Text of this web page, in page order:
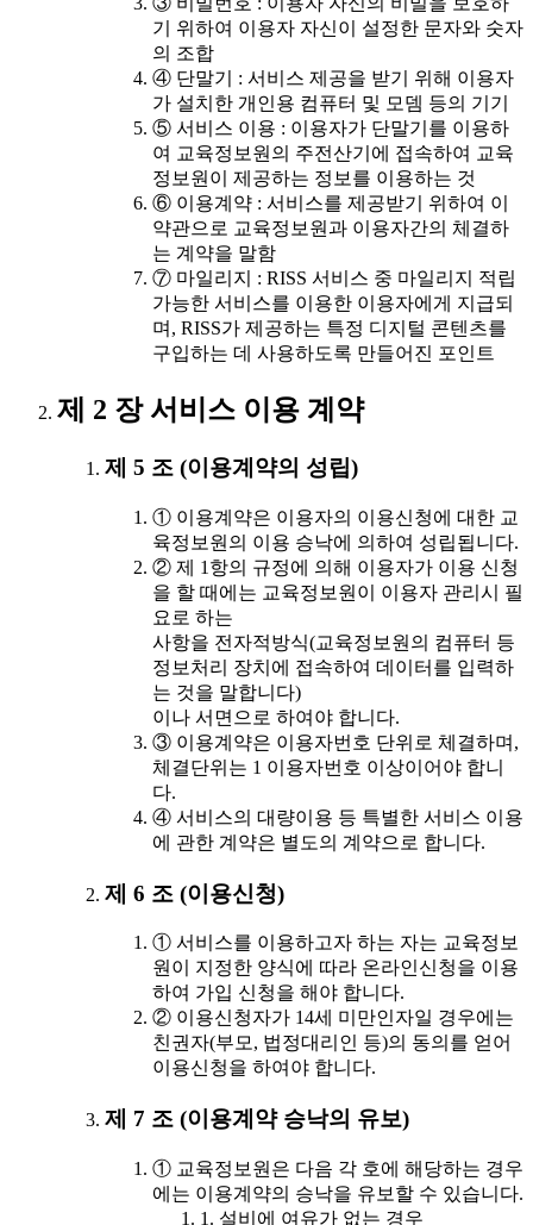
기 위하여 이용자 자신이 설정한 문자와 숫자
의 조합
④ 단말기 : 서비스 제공을 받기 위해 이용자
가 설치한 개인용 컴퓨터 및 모뎀 등의 기기
⑤ 서비스 이용 : 이용자가 단말기를 이용하
여 교육정보원의 주전산기에 접속하여 교육
정보원이 제공하는 정보를 이용하는 것
⑥ 이용계약 : 서비스를 제공받기 위하여 이
약관으로 교육정보원과 이용자간의 체결하
는 계약을 말함
⑦ 마일리지 : RISS 서비스 중 마일리지 적립
가능한 서비스를 이용한 이용자에게 지급되
며, RISS가 제공하는 특정 디지털 콘텐츠를
구입하는 데 사용하도록 만들어진 포인트
제 2 장 서비스 이용 계약
제 5 조 (이용계약의 성립)
① 이용계약은 이용자의 이용신청에 대한 교
육정보원의 이용 승낙에 의하여 성립됩니다.
② 제 1항의 규정에 의해 이용자가 이용 신청
을 할 때에는 교육정보원이 이용자 관리시 필
요로 하는
사항을 전자적방식(교육정보원의 컴퓨터 등
정보처리 장치에 접속하여 데이터를 입력하
는 것을 말합니다)
이나 서면으로 하여야 합니다.
③ 이용계약은 이용자번호 단위로 체결하며,
체결단위는 1 이용자번호 이상이어야 합니
다.
④ 서비스의 대량이용 등 특별한 서비스 이용
에 관한 계약은 별도의 계약으로 합니다.
제 6 조 (이용신청)
① 서비스를 이용하고자 하는 자는 교육정보
원이 지정한 양식에 따라 온라인신청을 이용
하여 가입 신청을 해야 합니다.
② 이용신청자가 14세 미만인자일 경우에는
친권자(부모, 법정대리인 등)의 동의를 얻어
이용신청을 하여야 합니다.
제 7 조 (이용계약 승낙의 유보)
① 교육정보원은 다음 각 호에 해당하는 경우
에는 이용계약의 승낙을 유보할 수 있습니다.
1. 설비에 여유가 없는 경우